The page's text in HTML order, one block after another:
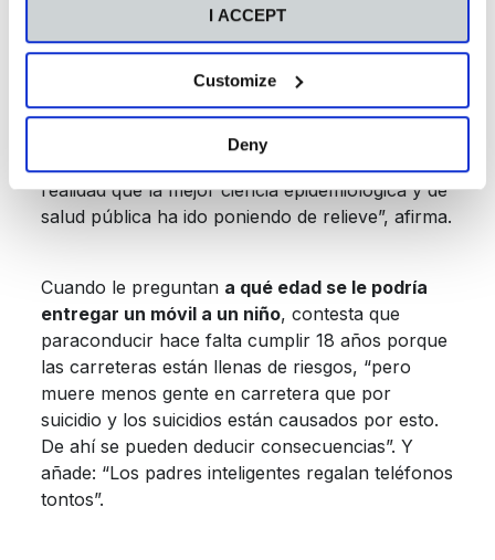
I ACCEPT
Customize
Deny
problema de salud mental que causan los
móviles en sus hijos.
“Creo que no son suficientemente conscientes y
que hay unas actitudes a veces ingenuas en los
realidad que la mejor ciencia epidemiológica y de
salud pública ha ido poniendo de relieve”, afirma.
Cuando le preguntan a qué edad se le podría
entregar un móvil a un niño, contesta que
paraconducir hace falta cumplir 18 años porque
las carreteras están llenas de riesgos, “pero
muere menos gente en carretera que por
suicidio y los suicidios están causados por esto.
De ahí se pueden deducir consecuencias”. Y
añade: “Los padres inteligentes regalan teléfonos
tontos”.